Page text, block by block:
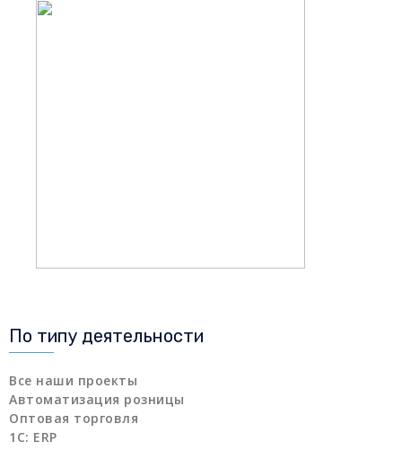
По типу деятельности
Все наши проекты
Автоматизация розницы
Оптовая торговля
1C: ERP